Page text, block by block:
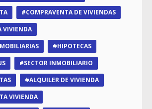
COMPRAVENTA DE VIVIENDAS
VIVIENDA
HIPOTECAS
SECTOR INMOBILIARIO
ALQUILER DE VIVIENDA
VIVIENDA